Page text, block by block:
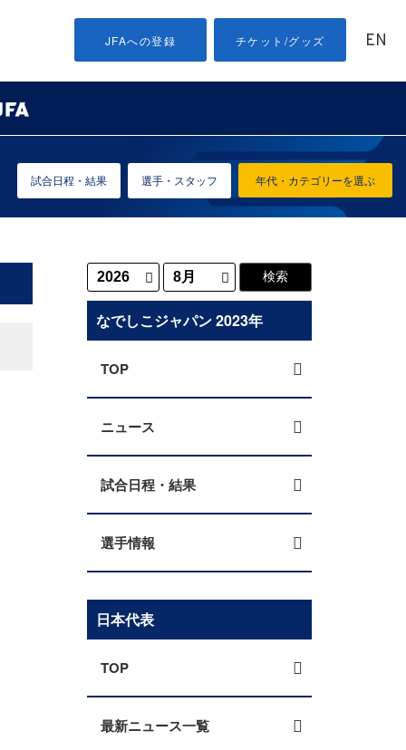
JFAへの登録 チケット/グッズ EN
年代・カテゴリーを選ぶ
試合日程・結果 選手・スタッフ
なでしこジャパン 2023年
TOP
ニュース
試合日程・結果
選手情報
日本代表
TOP
最新ニュース一覧